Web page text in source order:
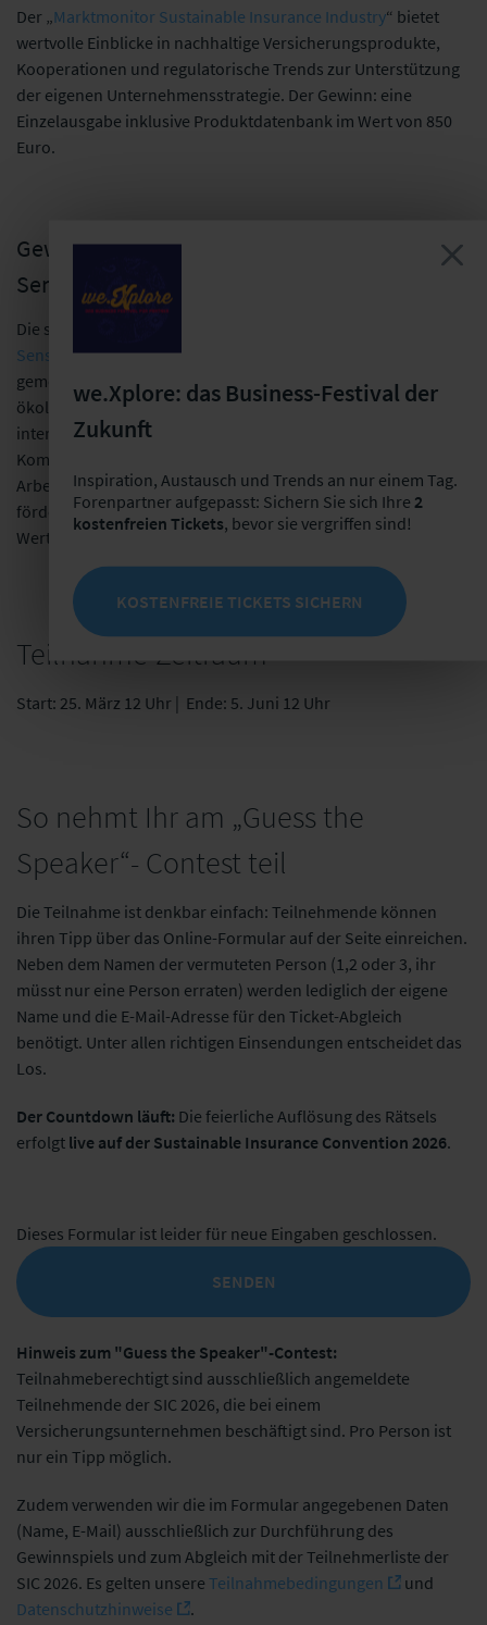
Der „Marktmonitor Sustainable Insurance Industry“ bietet
wertvolle Einblicke in nachhaltige Versicherungsprodukte,
Kooperationen und regulatorische Trends zur Unterstützung
der eigenen Unternehmensstrategie. Der Gewinn: eine
Einzelausgabe inklusive Produktdatenbank im Wert von 850
Euro.
Gewinn 2: Lernreise: Mitarbeitenden-
Sensibilisierung für Nachhaltigkeit
Die siebenteilige Lernreise zur
Sensibilisierungunterstützt Unternehmen dabei, durch einen
gemeinsamen Reflexionsprozess ein tiefes Verständnis für
ökologische und soziale Nachhaltigkeit zu schaffen. In
interaktiven Sessions werden praxisnahe Formate und
Kommunikationswege erarbeitet, um das Thema wirksam im
Arbeitsalltag zu verankern und den Erfahrungsaustausch zu
fördern. Die Teilnahme an der Lernreise entspricht einem
Wert von 490 Euro.
Teilnahme-Zeitraum
Start: 25. März 12 Uhr | Ende: 5. Juni 12 Uhr
So nehmt Ihr am „Guess the
Speaker“- Contest teil
Die Teilnahme ist denkbar einfach: Teilnehmende können
ihren Tipp über das Online-Formular auf der Seite einreichen.
Neben dem Namen der vermuteten Person (1,2 oder 3, ihr
müsst nur eine Person erraten) werden lediglich der eigene
Name und die E-Mail-Adresse für den Ticket-Abgleich
benötigt. Unter allen richtigen Einsendungen entscheidet das
Los.
Der Countdown läuft: Die feierliche Auflösung des Rätsels
erfolgt live auf der Sustainable Insurance Convention 2026.
Statusmeldung
Dieses Formular ist leider für neue Eingaben geschlossen.
SENDEN
Hinweis zum "Guess the Speaker"-Contest:
Teilnahmeberechtigt sind ausschließlich angemeldete
Teilnehmende der SIC 2026, die bei einem
Versicherungsunternehmen beschäftigt sind. Pro Person ist
nur ein Tipp möglich.
Zudem verwenden wir die im Formular angegebenen Daten
(Name, E-Mail) ausschließlich zur Durchführung des
Gewinnspiels und zum Abgleich mit der Teilnehmerliste der
SIC 2026. Es gelten unsere Teilnahmebedingungen
und
Datenschutzhinweise
.
we.Xplore: das Business-Festival der
Zukunft
Inspiration, Austausch und Trends an nur einem Tag.
Forenpartner aufgepasst: Sichern Sie sich Ihre 2
kostenfreien Tickets, bevor sie vergriffen sind!
KOSTENFREIE TICKETS SICHERN